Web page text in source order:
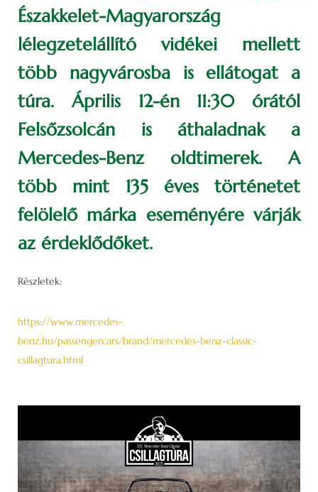
Északkelet-Magyarország
lélegzetelállító vidékei mellett
több nagyvárosba is ellátogat a
túra. Április 12-én 11:30 órától
Felsőzsolcán is áthaladnak a
Mercedes-Benz oldtimerek. A
több mint 135 éves történetet
felölelő márka eseményére várják
az érdeklődőket.
Részletek:
https://www.mercedes-
benz.hu/passengercars/brand/mercedes-benz-classic-
csillagtura.html